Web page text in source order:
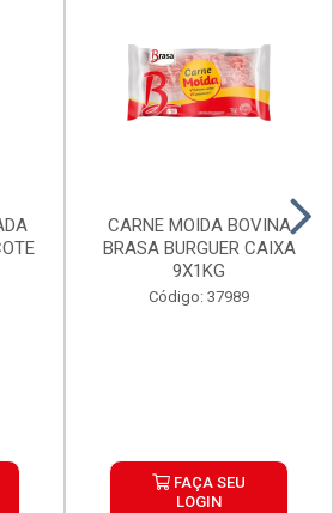
CARNE MOIDA BOVINA
BRASA BURGUER CAIXA
9X1KG
Código: 37989
FAÇA SEU
LOGIN